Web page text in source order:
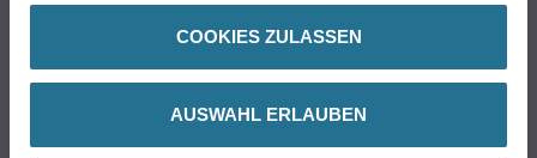
COOKIES ZULASSEN
AUSWAHL ERLAUBEN
Online-Shop
WDV-Systeme